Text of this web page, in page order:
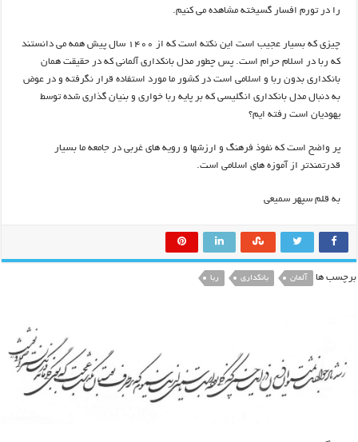
را در تورم افسار گسیخته مشاهده می کنیم.
چیزی که بسیار عجیب است این نکته است که از ۱۴۰۰ سال پیش همه می دانستند
که ربا در اسلام حرام است. پس چطور مدل بانکداری آلمانی که در حقیقت همان
بانکداری بدون ربا و اسلامی است در کشور ما مورد استفاده قرار نگرفته و در عوض
به دنبال مدل بانکداری انگلیسی که بر پایه ربا خواری و بنیان گذاری شده توسط
یهودیان است رفته ایم؟
پر واضح است که نفوذ فرهنگ و ارزشها و رویه های غربی در جامعه ما بسیار
قدرتمندتر از آموزه های اسلامی است.
به قلم سپهر سمیعی
برچسب ها آلمان بانکداری ربا